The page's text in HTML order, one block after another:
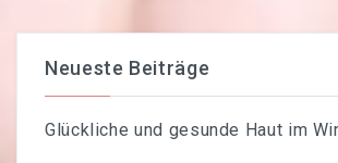
Neueste Beiträge
Glückliche und gesunde Haut im